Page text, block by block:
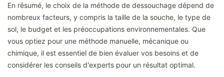
En résumé, le choix de la méthode de dessouchage dépend de
nombreux facteurs, y compris la taille de la souche, le type de
sol, le budget et les préoccupations environnementales. Que
vous optiez pour une méthode manuelle, mécanique ou
chimique, il est essentiel de bien évaluer vos besoins et de
considérer les conseils d'experts pour un résultat optimal.